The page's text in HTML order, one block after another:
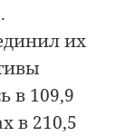
их
в 109,9
в 210,5